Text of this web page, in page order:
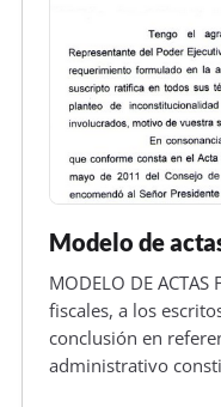
Modelo de
MODELO DE ACTAS
fiscales, a los
conclusión en
administrativo